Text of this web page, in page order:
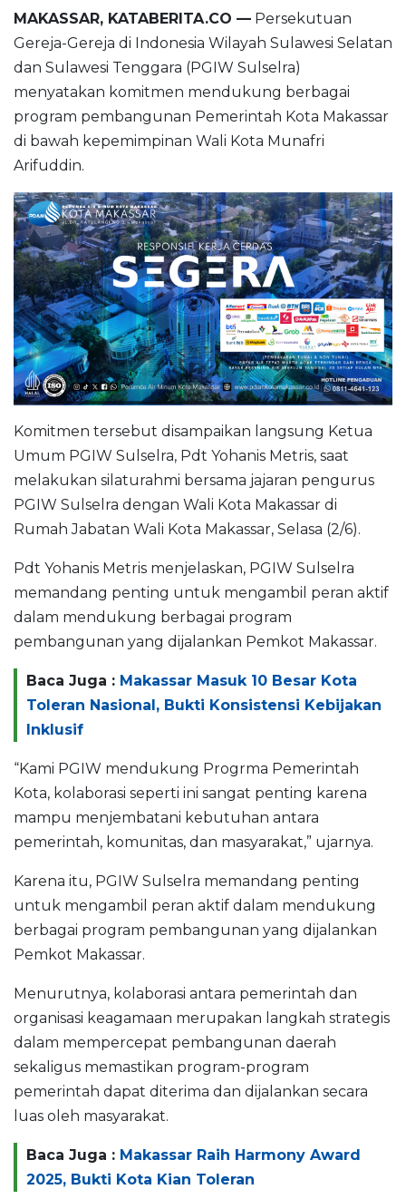
MAKASSAR, KATABERITA.CO — Persekutuan
Gereja-Gereja di Indonesia Wilayah Sulawesi Selatan
dan Sulawesi Tenggara (PGIW Sulselra)
menyatakan komitmen mendukung berbagai
program pembangunan Pemerintah Kota Makassar
di bawah kepemimpinan Wali Kota Munafri
Arifuddin.
Komitmen tersebut disampaikan langsung Ketua
Umum PGIW Sulselra, Pdt Yohanis Metris, saat
melakukan silaturahmi bersama jajaran pengurus
PGIW Sulselra dengan Wali Kota Makassar di
Rumah Jabatan Wali Kota Makassar, Selasa (2/6).
Pdt Yohanis Metris menjelaskan, PGIW Sulselra
memandang penting untuk mengambil peran aktif
dalam mendukung berbagai program
pembangunan yang dijalankan Pemkot Makassar.
Baca Juga : Makassar Masuk 10 Besar Kota
Toleran Nasional, Bukti Konsistensi Kebijakan
Inklusif
“Kami PGIW mendukung Progrma Pemerintah
Kota, kolaborasi seperti ini sangat penting karena
mampu menjembatani kebutuhan antara
pemerintah, komunitas, dan masyarakat,” ujarnya.
Karena itu, PGIW Sulselra memandang penting
untuk mengambil peran aktif dalam mendukung
berbagai program pembangunan yang dijalankan
Pemkot Makassar.
Menurutnya, kolaborasi antara pemerintah dan
organisasi keagamaan merupakan langkah strategis
dalam mempercepat pembangunan daerah
sekaligus memastikan program-program
pemerintah dapat diterima dan dijalankan secara
luas oleh masyarakat.
Baca Juga : Makassar Raih Harmony Award
2025, Bukti Kota Kian Toleran